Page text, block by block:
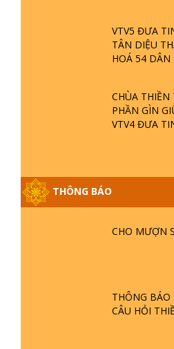
VTV5 ĐƯA
TÂN DIỆU
HOÁ 54 DÂN
CHÙA THIỀN
PHẦN GÌN
VTV4 ĐƯA
THÔNG BÁO
CHO MƯỢN
THÔNG BÁO
CÂU HỎI
GIẢI ĐÁP ĐẶC
NĂM PHẬT
HOA LÀ HỘI
PHẬT GIỚI CÓ
TTTD